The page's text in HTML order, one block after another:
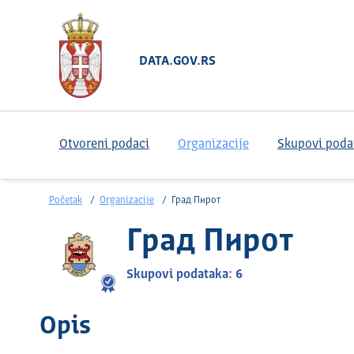
DATA.GOV.RS
Otvoreni podaci Organizacije Skupovi
Početak Organizacije Град Пирот
Град Пирот
Skupovi podataka: 6
Opis